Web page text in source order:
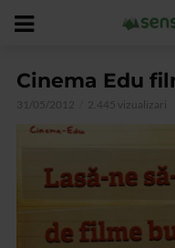
Cinema Edu
31/05/2012 2.445 vizualizari